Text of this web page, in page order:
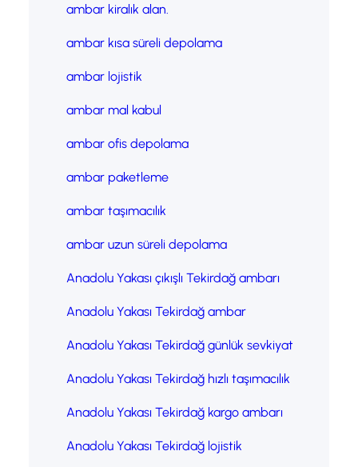
ambar kiralık alan.
ambar kısa süreli depolama
ambar lojistik
ambar mal kabul
ambar ofis depolama
ambar paketleme
ambar taşımacılık
ambar uzun süreli depolama
Anadolu Yakası çıkışlı Tekirdağ ambarı
Anadolu Yakası Tekirdağ ambar
Anadolu Yakası Tekirdağ günlük sevkiyat
Anadolu Yakası Tekirdağ hızlı taşımacılık
Anadolu Yakası Tekirdağ kargo ambarı
Anadolu Yakası Tekirdağ lojistik